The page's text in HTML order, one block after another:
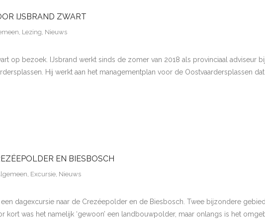
IJSBRAND ZWART
, Lezing, Nieuws
op bezoek. IJsbrand werkt sinds de zomer van 2018 als provinciaal adviseur
Hij werkt aan het managementplan voor de Oostvaardersplassen
EN BIESBOSCH
, Excursie, Nieuws
dagexcursie naar de Crezéepolder en de Biesbosch. Twee bijzondere
kort was het namelijk ‘gewoon’ een landbouwpolder, maar onlangs is het